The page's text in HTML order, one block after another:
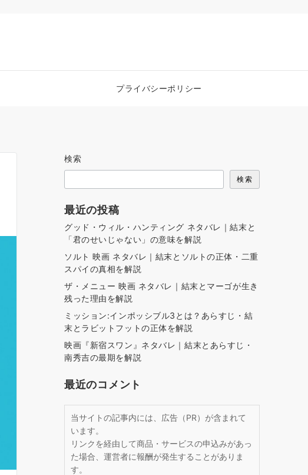
プライバシーポリシー
検索
検索
最近の投稿
グッド・ウィル・ハンティング ネタバレ｜結末と
「君のせいじゃない」の意味を解説
ソルト 映画 ネタバレ｜結末とソルトの正体・二重
スパイの真相を解説
ザ・メニュー 映画 ネタバレ｜結末とマーゴが生き
残った理由を解説
ミッション:インポッシブル3とは？あらすじ・結
末とラビットフットの正体を解説
映画『新宿スワン』ネタバレ｜結末とあらすじ・
南秀吉の最期を解説
最近のコメント
当サイトの記事内には、広告（PR）が含まれて
います。
リンクを経由して商品・サービスの申込みがあっ
た場合、運営者に報酬が発生することがありま
す。